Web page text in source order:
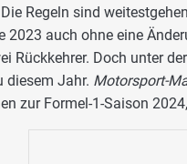
Regeln sind
2023 auch ohne eine
Rückkehrer. Doch unter
diesem Jahr. Motorsport-
zur Formel-1-Saison